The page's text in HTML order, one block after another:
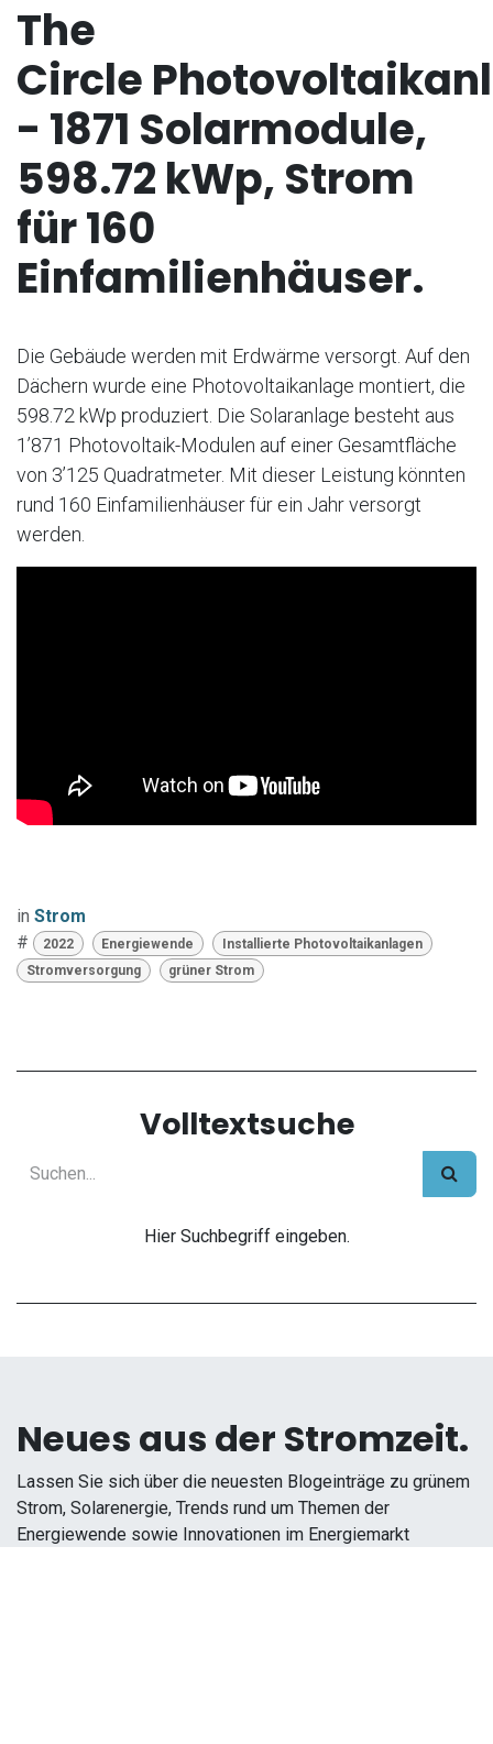
The
Circle
- 1871 Solarmodule,
598.72 kWp, Strom
für 160
Einfamilienhäuser.
Die Gebäude werden mit Erdwärme versorgt. Auf den
Dächern wurde eine Photovoltaikanlage montiert, die
598.72 kWp produziert. Die Solaranlage besteht aus
1’871 Photovoltaik-Modulen auf einer Gesamtfläche
von 3’125 Quadratmeter. Mit dieser Leistung könnten
rund 160 Einfamilienhäuser für ein Jahr versorgt
werden.
in Strom
#
2022 Energiewende
Installierte Photovoltaikanlagen
Stromversorgung
grüner Strom
Volltextsuche
Hier Suchbegriff eingeben.
Neues aus der Stromzeit.
Lassen Sie sich über die neuesten Blogeinträge zu grünem
Strom, Solarenergie, Trends rund um Themen der
Energiewende sowie Innovationen im Energiemarkt